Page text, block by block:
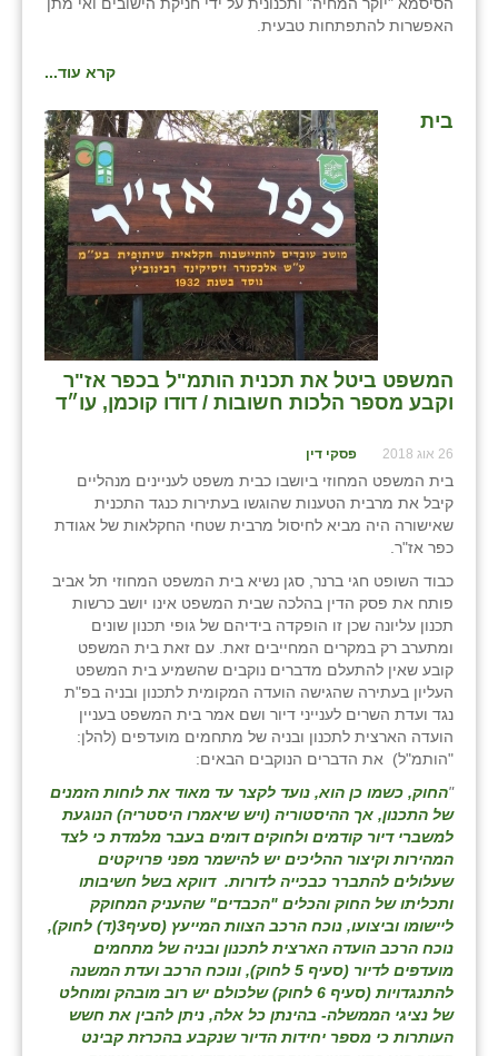
האפשרות להתפתחות טבעית.
קרא עוד...
בית
המשפט ביטל את תכנית הותמ"ל בכפר אז"ר
וקבע מספר הלכות חשובות / דודו קוכמן, עו״ד
26 אוג 2018 פסקי דין
בית המשפט המחוזי ביושבו כבית משפט לעניינים מנהליים
קיבל את מרבית הטענות שהוגשו בעתירות כנגד התכנית
שאישורה היה מביא לחיסול מרבית שטחי החקלאות של אגודת
כפר אז"ר.
כבוד השופט חגי ברנר, סגן נשיא בית המשפט המחוזי תל אביב
פותח את פסק הדין בהלכה שבית המשפט אינו יושב כרשות
תכנון עליונה שכן זו הופקדה בידיהם של גופי תכנון שונים
ומתערב רק במקרים המחייבים זאת. עם זאת בית המשפט
קובע שאין להתעלם מדברים נוקבים שהשמיע בית המשפט
העליון בעתירה שהגישה הועדה המקומית לתכנון ובניה בפ"ת
נגד ועדת השרים לענייני דיור ושם אמר בית המשפט בעניין
הועדה הארצית לתכנון ובניה של מתחמים מועדפים (להלן:
"הותמ"ל) את הדברים הנוקבים הבאים:
"החוק, כשמו כן הוא, נועד לקצר עד מאוד את לוחות הזמנים
של התכנון, אך ההיסטוריה (ויש שיאמרו היסטריה) הנוגעת
למשברי דיור קודמים ולחוקים דומים בעבר מלמדת כי לצד
המהירות וקיצור ההליכים יש להישמר מפני פרויקטים
שעלולים להתברר כבכייה לדורות. דווקא בשל חשיבותו
ותכליתו של החוק והכלים "הכבדים" שהעניק המחוקק
ליישומו וביצועו, נוכח הרכב הצוות המייעץ (סעיף3(ד) לחוק),
נוכח הרכב הועדה הארצית לתכנון ובניה של מתחמים
מועדפים לדיור (סעיף 5 לחוק), ונוכח הרכב ועדת המשנה
להתנגדויות (סעיף 6 לחוק) שלכולם יש רוב מובהק ומוחלט
של נציגי הממשלה- בהינתן כל אלה, ניתן להבין את חשש
העותרות כי מספר יחידות הדיור שנקבע בהכרזת קבינט